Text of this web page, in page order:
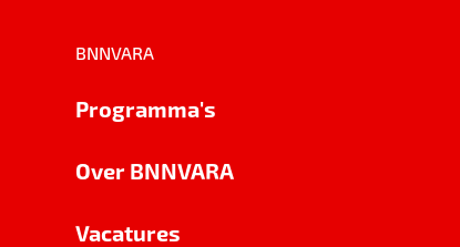
BNNVARA
Programma's
Over BNNVARA
Vacatures